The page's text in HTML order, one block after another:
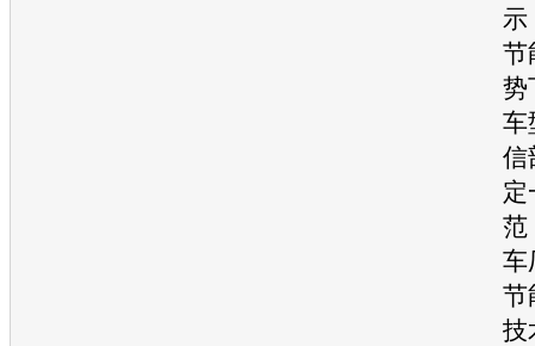
示
节
势
车
信
定
范
车
节
技